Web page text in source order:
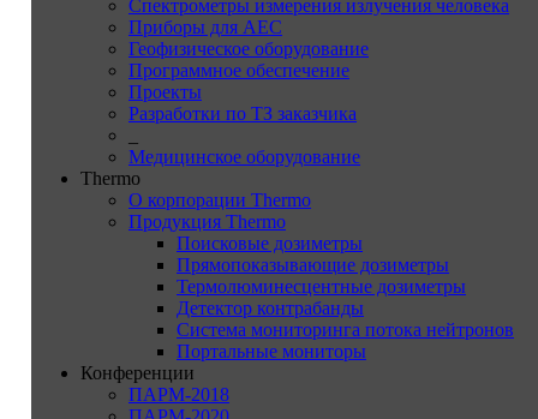
Спектрометры измерения излучения человека
Приборы для АЕС
Геофизическое оборудование
Программное обеспечение
Проекты
Разработки по ТЗ заказчика
Медицинское оборудование
Thermo
О корпорации Thermo
Продукция Thermo
Поисковые дозиметры
Прямопоказывающие дозиметры
Термолюминесцентные дозиметры
Детектор контрабанды
Система мониторинга потока нейтронов
Портальные мониторы
Конференции
ПАРМ-2018